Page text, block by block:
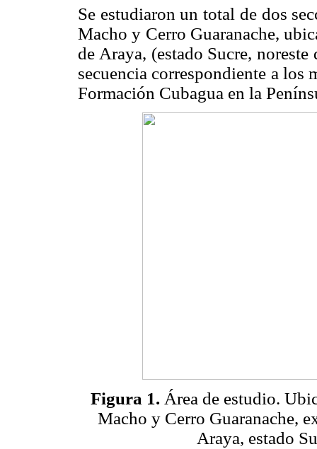
Se estudiaron un total de dos
Macho y Cerro Guaranache,
de Araya, (estado Sucre, noreste
secuencia correspondiente a los
Formación Cubagua en la
Figura 1. Área de estudio.
Macho y Cerro Guaranache,
Araya, estado